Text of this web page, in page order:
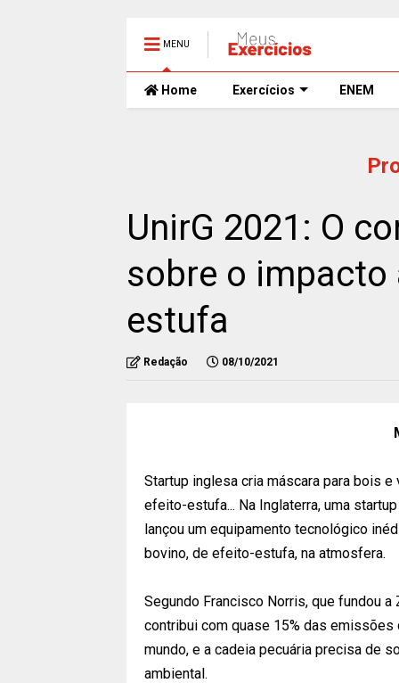
MENU
Home Exercícios ENEM
UnirG 2021: O
sobre o
estufa
Redação 08/10/2021
Startup inglesa cria máscara para bois
efeito-estufa... Na Inglaterra, uma
lançou um equipamento tecnológico
bovino, de efeito-estufa, na atmosfera.
Segundo Francisco Norris, que fundou
contribui com quase 15% das
mundo, e a cadeia pecuária precisa de
ambiental.